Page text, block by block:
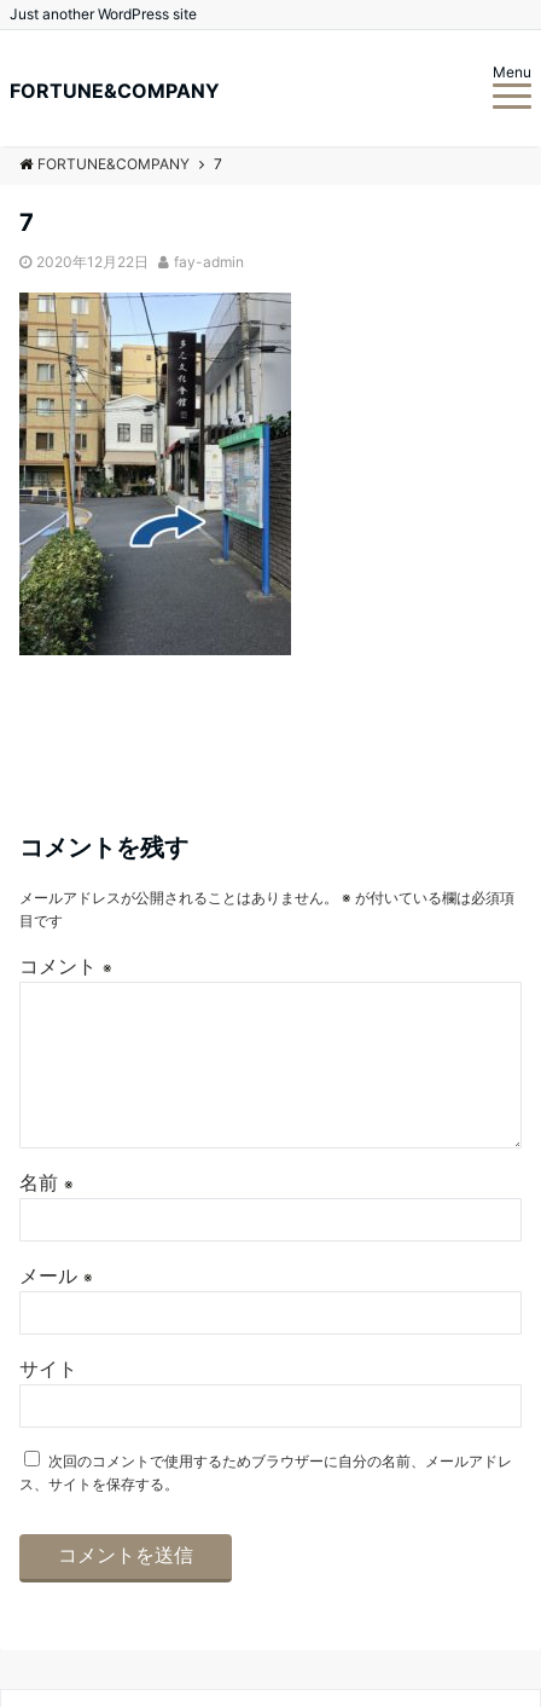
Just another WordPress site
FORTUNE&COMPANY
Menu
FORTUNE&COMPANY 7
7
2020年12月22日 fay-admin
コメントを残す
メールアドレスが公開されることはありません。 ※ が付いている欄は必須項
目です
コメント ※
名前 ※
メール ※
サイト
次回のコメントで使用するためブラウザーに自分の名前、メールアドレ
ス、サイトを保存する。